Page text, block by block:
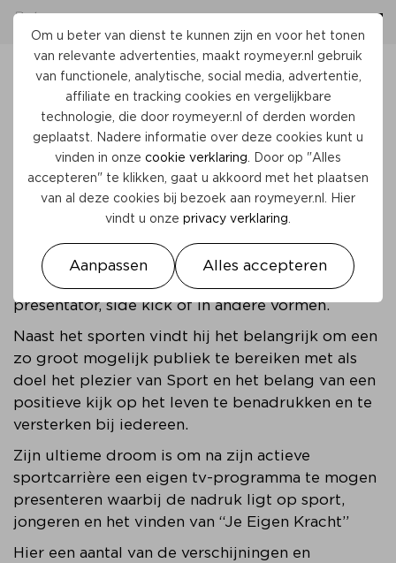
Om u beter van dienst te kunnen zijn en voor het tonen
van relevante advertenties, maakt roymeyer.nl
gebruik
van functionele, analytische, social media, advertentie,
affiliate en tracking cookies en vergelijkbare
technologie, die door roymeyer.nl
of derden worden
geplaatst. Nadere informatie over deze cookies kunt u
vinden in onze cookie verklaring. Door op "Alles
accepteren" te klikken, gaat u akkoord met het plaatsen
van al deze cookies bij bezoek aan roymeyer.nl . Hier
vindt u onze privacy verklaring.
Aanpassen Alles accepteren
ROY MEYER & TV
Roy Meyer verschijnt regelmatig op nationale
televisie rondom zijn persoon als sporter en
persoonlijkheid. Van nature vindt hij het prachtig
om andere mensen te inspireren.
het delen van zijn bijzondere achtergrondverhaal,
treedt hij nou ook steeds vaker op via tv. Als
presentator, side kick of in andere vormen.
Naast het sporten vindt hij het belangrijk om een
zo groot mogelijk publiek te bereiken met als
doel het plezier van Sport en het belang van een
positieve kijk op het leven te benadrukken en te
versterken bij iedereen.
Zijn ultieme droom is om na zijn actieve
sportcarrière een eigen tv-programma te mogen
presenteren waarbij de nadruk ligt op sport,
jongeren en het vinden van “Je Eigen Kracht”
Hier een aantal van de verschijningen en